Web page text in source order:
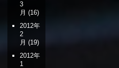
3
月 (16)
2012年
2
月 (19)
2012年
1